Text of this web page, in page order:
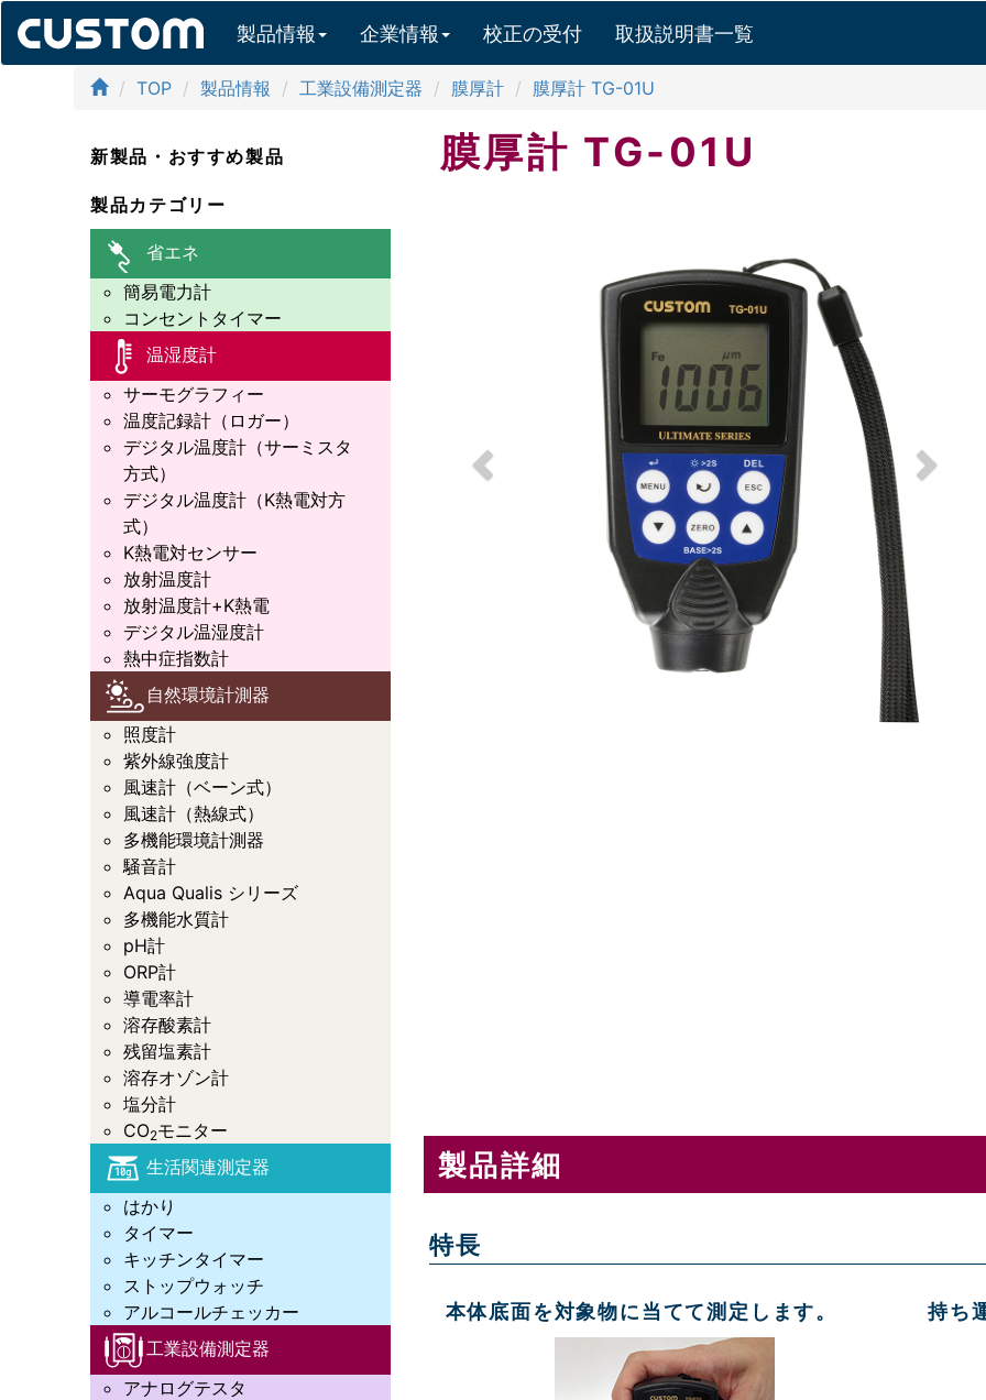
製品情報 企業情報 校正の受付 取扱説明書一覧
TOP 製品情報 工業設備測定器 膜厚計 膜厚計 TG-01U
膜厚計 TG-01U
製品詳細
特長
本体底面を対象物に当てて測定します。 持ち
新製品・おすすめ製品
製品カテゴリー
省エネ
簡易電力計
コンセントタイマー
温湿度計
サーモグラフィー
温度記録計（ロガー）
デジタル温度計（サーミスタ
方式）
デジタル温度計（K熱電対方
式）
K熱電対センサー
放射温度計
放射温度計+K熱電
デジタル温湿度計
熱中症指数計
自然環境計測器
照度計
紫外線強度計
風速計（ベーン式）
風速計（熱線式）
多機能環境計測器
騒音計
Aqua Qualis シリーズ
多機能水質計
pH計
ORP計
導電率計
溶存酸素計
残留塩素計
溶存オゾン計
塩分計
CO2モニター
生活関連測定器
はかり
タイマー
キッチンタイマー
ストップウォッチ
アルコールチェッカー
工業設備測定器
アナログテスタ